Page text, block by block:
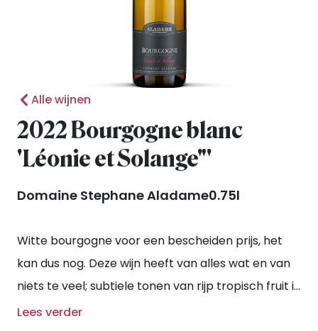
Alle wijnen
2022 Bourgogne blanc
'Léonie et Solange"'
Domaine Stephane Aladame0.75l
Witte bourgogne voor een bescheiden prijs, het
kan dus nog. Deze wijn heeft van alles wat en van
niets te veel; subtiele tonen van rijp tropisch fruit in
de neus, een aangename frisheid en een zalvige
Lees verder